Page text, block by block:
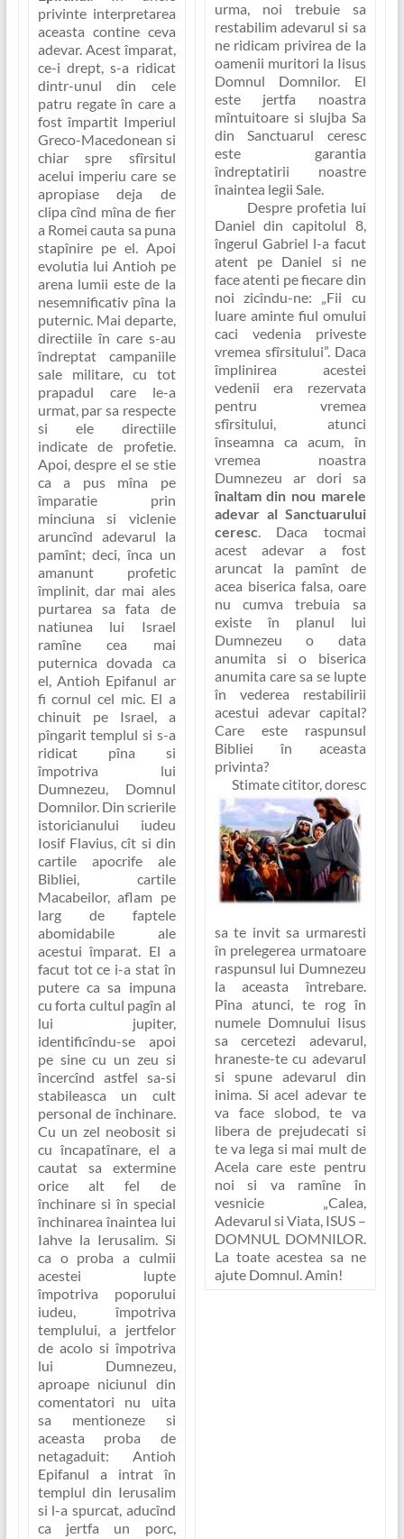
privinte interpretarea
aceasta contine ceva
adevar. Acest împarat,
ce-i drept, s-a ridicat
dintr-unul din cele
patru regate în care a
fost împartit Imperiul
Greco-Macedonean si
chiar spre sfîrsitul
acelui imperiu care se
apropiase deja de
clipa cînd mîna de fier
a Romei cauta sa puna
stapînire pe el. Apoi
evolutia lui Antioh pe
arena lumii este de la
nesemnificativ pîna la
puternic. Mai departe,
directiile în care s-au
îndreptat campaniile
sale militare, cu tot
prapadul care le-a
urmat, par sa respecte
si ele directiile
indicate de profetie.
Apoi, despre el se stie
ca a pus mîna pe
împaratie prin
minciuna si viclenie
aruncînd adevarul la
pamînt; deci, înca un
amanunt profetic
împlinit, dar mai ales
purtarea sa fata de
natiunea lui Israel
ramîne cea mai
puternica dovada ca
el, Antioh Epifanul ar
fi cornul cel mic. El a
chinuit pe Israel, a
pîngarit templul si s-a
ridicat pîna si
împotriva lui
Dumnezeu, Domnul
Domnilor. Din scrierile
istoricianului iudeu
Iosif Flavius, cît si din
cartile apocrife ale
Bibliei, cartile
Macabeilor, aflam pe
larg de faptele
abomidabile ale
acestui împarat. El a
facut tot ce i-a stat în
putere ca sa impuna
cu forta cultul pagîn al
lui jupiter,
identificîndu-se apoi
pe sine cu un zeu si
încercînd astfel sa-si
stabileasca un cult
personal de închinare.
Cu un zel neobosit si
cu încapatînare, el a
cautat sa extermine
orice alt fel de
închinare si în special
închinarea înaintea lui
Iahve la Ierusalim. Si
ca o proba a culmii
acestei lupte
împotriva poporului
iudeu, împotriva
templului, a jertfelor
de acolo si împotriva
lui Dumnezeu,
aproape niciunul din
comentatori nu uita
sa mentioneze si
aceasta proba de
netagaduit: Antioh
Epifanul a intrat în
templul din Ierusalim
si l-a spurcat, aducînd
ca jertfa un porc,
urma, noi trebuie sa
restabilim adevarul si sa
ne ridicam privirea de la
oamenii muritori la Iisus
Domnul Domnilor. El
este jertfa noastra
mîntuitoare si slujba Sa
din Sanctuarul ceresc
este garantia
îndreptatirii noastre
înaintea legii Sale.
Despre profetia lui
Daniel din capitolul 8,
îngerul Gabriel l-a facut
atent pe Daniel si ne
face atenti pe fiecare din
noi zicîndu-ne: „Fii cu
luare aminte fiul omului
caci vedenia priveste
vremea sfîrsitului”. Daca
împlinirea acestei
vedenii era rezervata
pentru vremea
sfîrsitului, atunci
înseamna ca acum, în
vremea noastra
Dumnezeu ar dori sa
înaltam din nou marele
adevar al Sanctuarului
ceresc. Daca tocmai
acest adevar a fost
aruncat la pamînt de
acea biserica falsa, oare
nu cumva trebuia sa
existe în planul lui
Dumnezeu o data
anumita si o biserica
anumita care sa se lupte
în vederea restabilirii
acestui adevar capital?
Care este raspunsul
Bibliei în aceasta
privinta?
Stimate cititor, doresc
sa te invit sa urmaresti
în prelegerea urmatoare
raspunsul lui Dumnezeu
la aceasta întrebare.
Pîna atunci, te rog în
numele Domnului Iisus
sa cercetezi adevarul,
hraneste-te cu adevarul
si spune adevarul din
inima. Si acel adevar te
va face slobod, te va
libera de prejudecati si
te va lega si mai mult de
Acela care este pentru
noi si va ramîne în
vesnicie „Calea,
Adevarul si Viata, ISUS –
DOMNUL DOMNILOR.
La toate acestea sa ne
ajute Domnul. Amin!